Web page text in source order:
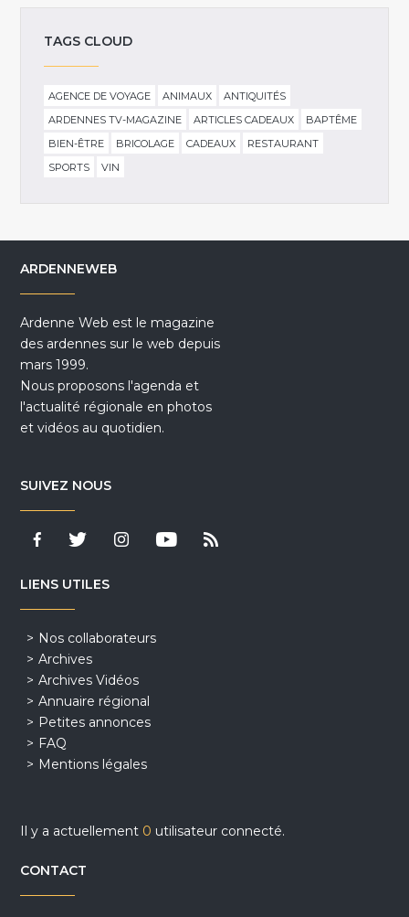
TAGS CLOUD
AGENCE DE VOYAGE ANIMAUX
ANTIQUITÉS
ARDENNES TV-MAGAZINE
ARTICLES CADEAUX
BAPTÊME
BIEN-ÊTRE
BRICOLAGE CADEAUX
RESTAURANT
SPORTS
VIN
ARDENNEWEB
Ardenne Web est le magazine
des ardennes sur le web depuis
mars 1999.
Nous proposons l'agenda et
l'actualité régionale en photos
et vidéos au quotidien.
SUIVEZ NOUS
LIENS UTILES
Nos collaborateurs
Archives
Archives Vidéos
Annuaire régional
Petites annonces
FAQ
Mentions légales
Il y a actuellement 0 utilisateur connecté.
CONTACT